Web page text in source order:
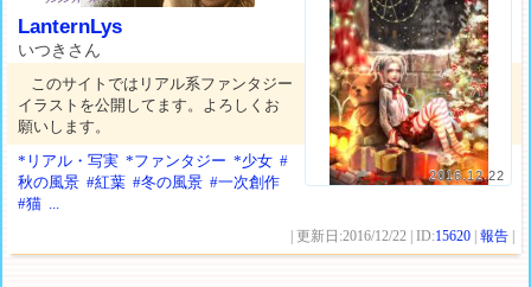
2016.12.22
LanternLys
いつきさん
このサイトではリアル系ファンタジー
イラストを公開してます。よろしくお
願いします。
*リアル・写実 *ファンタジー *少女 #
秋の風景 #紅葉 #冬の風景 #一次創作
#猫 ...
| 更新日:2016/12/22 | ID:15620 |報告